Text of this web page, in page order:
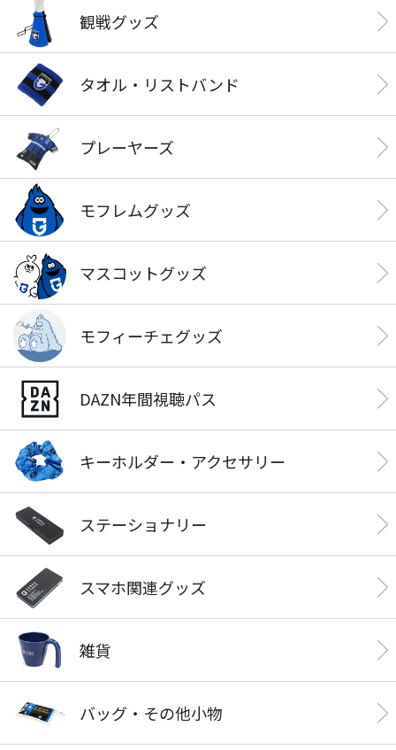
観戦グッズ
タオル・リストバンド
プレーヤーズ
モフレムグッズ
マスコットグッズ
モフィーチェグッズ
DAZN年間視聴パス
キーホルダー・アクセサリー
ステーショナリー
スマホ関連グッズ
雑貨
バッグ・その他小物